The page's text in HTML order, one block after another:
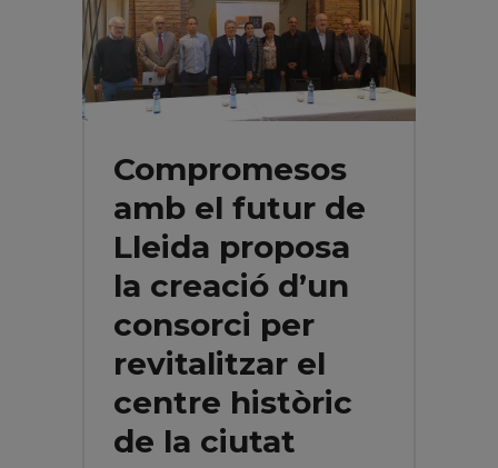
Compromesos
amb el futur de
Lleida proposa
la creació d’un
consorci per
revitalitzar el
centre històric
de la ciutat